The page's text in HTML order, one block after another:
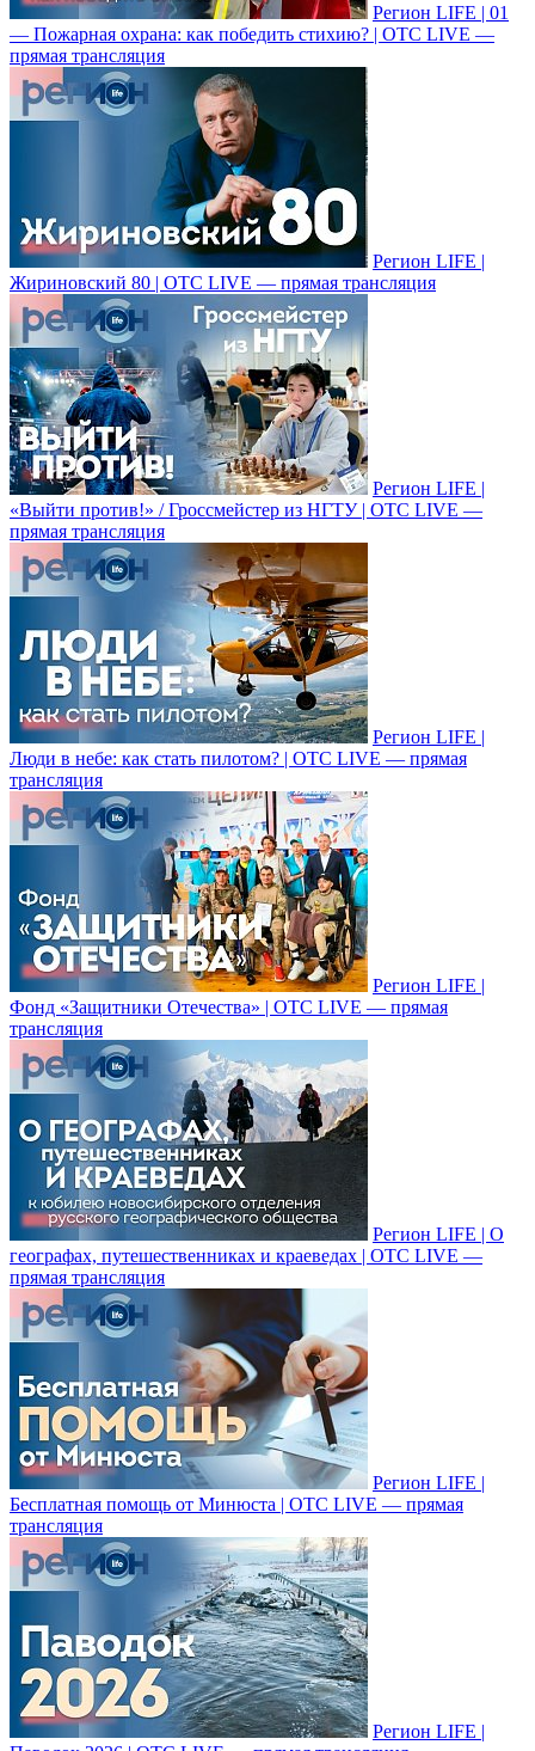
Регион LIFE | 01
— Пожарная охрана: как победить стихию? | ОТС LIVE —
прямая трансляция
Регион LIFE |
Жириновский 80 | ОТС LIVE — прямая трансляция
Регион LIFE |
«Выйти против!» / Гроссмейстер из НГТУ | ОТС LIVE —
прямая трансляция
Регион LIFE |
Люди в небе: как стать пилотом? | ОТС LIVE — прямая
трансляция
Регион LIFE |
Фонд «Защитники Отечества» | ОТС LIVE — прямая
трансляция
Регион LIFE | О
географах, путешественниках и краеведах | ОТС LIVE —
прямая трансляция
Регион LIFE |
Бесплатная помощь от Минюста | ОТС LIVE — прямая
трансляция
Регион LIFE |